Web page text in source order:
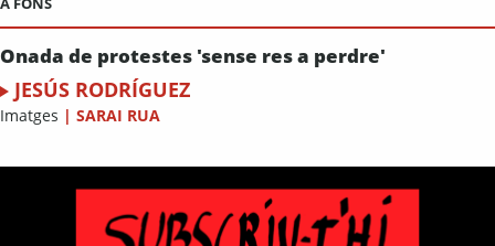
Onada de protestes 'sense res a perdre'
JESÚS RODRÍGUEZ
Imatges | SARAI RUA